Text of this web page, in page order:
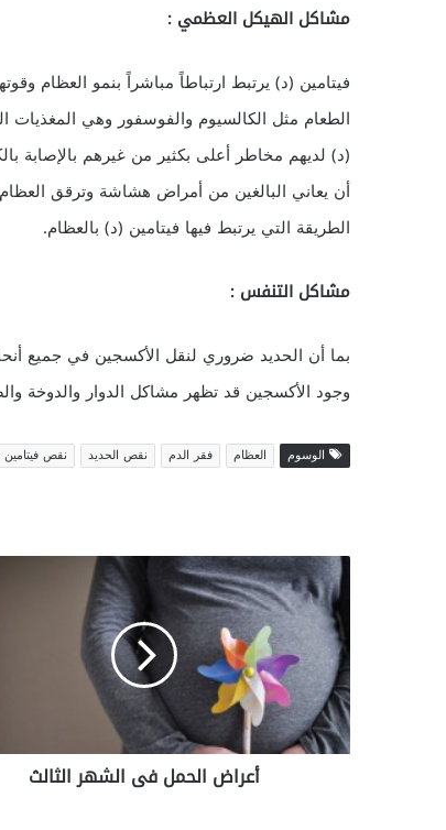
مشاكل الهيكل العظمي :
فيتامين (د) يرتبط ارتباطاً مباشراً بنمو العظام
الطعام مثل الكالسيوم والفوسفور وهي المغذيات
(د) لديهم مخاطر أعلى بكثير من غيرهم بالإصابة
أن يعاني البالغين من أمراض هشاشة وترقق
الطريقة التي يرتبط فيها فيتامين (د) بالعظام.
مشاكل التنفس :
بما أن الحديد ضروري لنقل الأكسجين في جميع
وجود الأكسجين قد تظهر مشاكل الدوار والدوخة
الوسوم العظام فقر الدم نقص الحديد نقص
أ
ض
ا
ل
ح
م
أعراض الحمل فى الشهر الثالث